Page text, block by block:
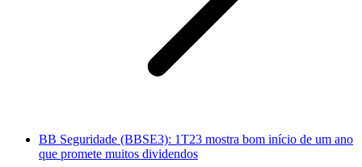
BB Seguridade (BBSE3): 1T23 mostra bom início de um ano
que promete muitos dividendos